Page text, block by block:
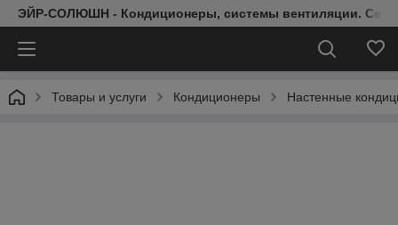
ЭЙР-СОЛЮШН - Кондиционеры, системы вентиляции.
Товары и услуги Кондиционеры Настенные